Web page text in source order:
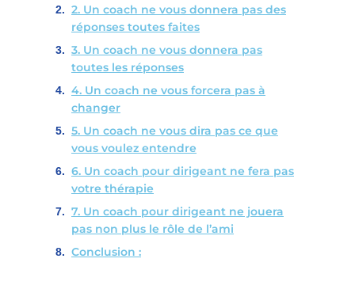
2. Un coach ne vous donnera pas des
réponses toutes faites
3. Un coach ne vous donnera pas
toutes les réponses
4. Un coach ne vous forcera pas à
changer
5. Un coach ne vous dira pas ce que
vous voulez entendre
6. Un coach pour dirigeant ne fera pas
votre thérapie
7. Un coach pour dirigeant ne jouera
pas non plus le rôle de l’ami
Conclusion :